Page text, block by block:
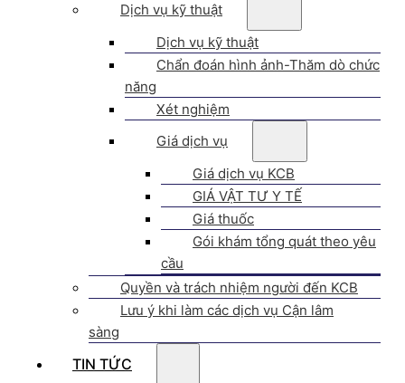
Dịch vụ kỹ thuật
Dịch vụ kỹ thuật
Chẩn đoán hình ảnh-Thăm dò chức
năng
Xét nghiệm
Giá dịch vụ
Giá dịch vụ KCB
GIÁ VẬT TƯ Y TẾ
Giá thuốc
Gói khám tổng quát theo yêu
cầu
Quyền và trách nhiệm người đến KCB
Lưu ý khi làm các dịch vụ Cận lâm
sàng
TIN TỨC